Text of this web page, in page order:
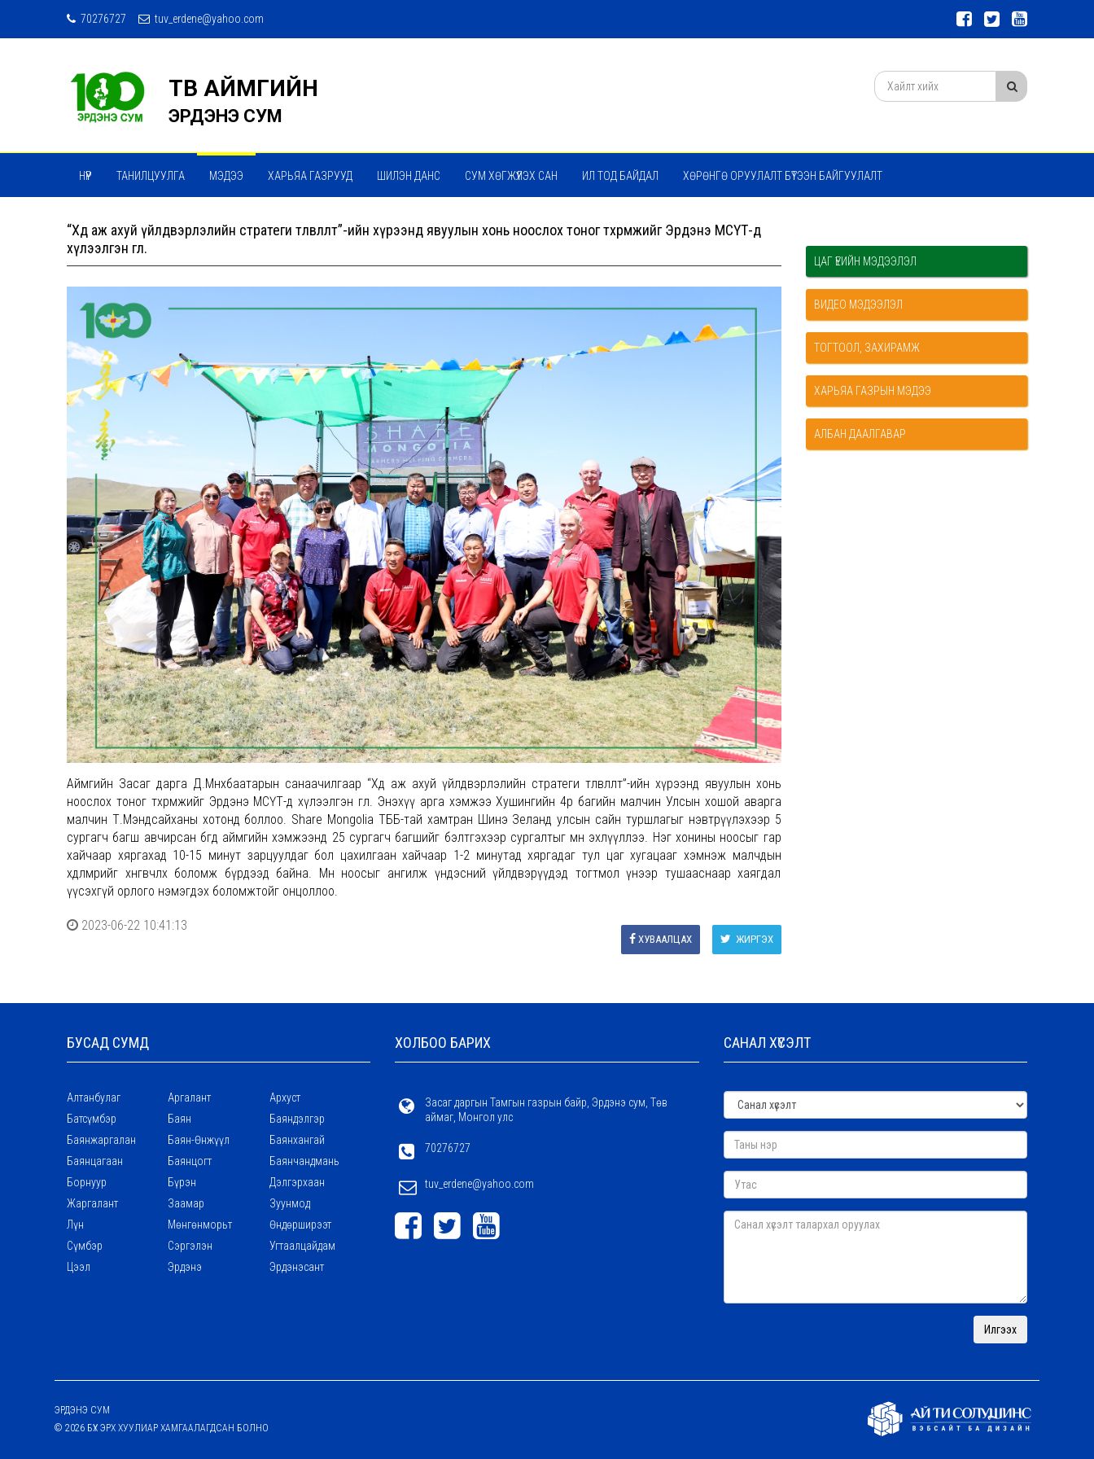
70276727 tuv_erdene@yahoo.com
ТӨВ АЙМГИЙН
ЭРДЭНЭ СУМ
НҮҮР ТАНИЛЦУУЛГА МЭДЭЭ ХАРЬЯА ГАЗРУУД ШИЛЭН ДАНС СУМ ХӨГЖҮҮЛЭХ САН ИЛ ТОД БАЙДАЛ ХӨРӨНГӨ ОРУУЛАЛТ БҮТЭЭН БАЙГУУЛАЛТ
“Хөдөө аж ахуй үйлдвэрлэлийн стратеги төлөвлөлт”-ийн хүрээнд явуулын хонь ноослох тоног төхөөрөмжийг Эрдэнэ МСҮТ-д
хүлээлгэн өглөө.
Аймгийн Засаг дарга Д.Мөнхбаатарын санаачилгаар “Хөдөө аж ахуй үйлдвэрлэлийн стратеги төлөвлөлт”-ийн хүрээнд явуулын хонь
ноослох тоног төхөөрөмжийг Эрдэнэ МСҮТ-д хүлээлгэн өглөө. Энэхүү арга хэмжээ Хушингийн 4р багийн малчин Улсын хошой аварга
малчин Т.Мэндсайханы хотонд боллоо. Share Mongolia ТББ-тай хамтран Шинэ Зеланд улсын сайн туршлагыг нэвтрүүлэхээр 5
сургагч багш авчирсан бөгөөд аймгийн хэмжээнд 25 сургагч багшийг бэлтгэхээр сургалтыг мөн эхлүүллээ. Нэг хонины ноосыг гар
хайчаар хяргахад 10-15 минут зарцуулдаг бол цахилгаан хайчаар 1-2 минутад хяргадаг тул цаг хугацааг хэмнэж малчдын
хөдөлмөрийг хөнгөвчлөх боломж бүрдээд байна. Мөн ноосыг ангилж үндэсний үйлдвэрүүдэд тогтмол үнээр тушааснаар хаягдал
үүсэхгүй орлого нэмэгдэх боломжтойг онцоллоо.
2023-06-22 10:41:13
ЖИРГЭХ
ХУВААЛЦАХ
ЦАГ ҮЕИЙН МЭДЭЭЛЭЛ
ВИДЕО МЭДЭЭЛЭЛ
ТОГТООЛ, ЗАХИРАМЖ
ХАРЬЯА ГАЗРЫН МЭДЭЭ
АЛБАН ДААЛГАВАР
БУСАД СУМД
Алтанбулаг Аргалант
Архуст
Батсүмбэр
Баян
Баяндэлгэр
Баянжаргалан
Баян-Өнжүүл
Баянхангай
Баянцагаан
Баянцогт
Баянчандмань
Борнуур
Бүрэн
Дэлгэрхаан
Жаргалант
Заамар
Зуунмод
Лүн
Мөнгөнморьт
Өндөрширээт
Сүмбэр
Сэргэлэн
Угтаалцайдам
Цээл
Эрдэнэ Эрдэнэсант
ХОЛБОО БАРИХ
Засаг даргын Тамгын газрын байр, Эрдэнэ сум, Төв
аймаг, Монгол улс
70276727
tuv_erdene@yahoo.com
САНАЛ ХҮСЭЛТ
ЭРДЭНЭ СУМ
© 2026 БҮХ ЭРХ ХУУЛИАР ХАМГААЛАГДСАН БОЛНО